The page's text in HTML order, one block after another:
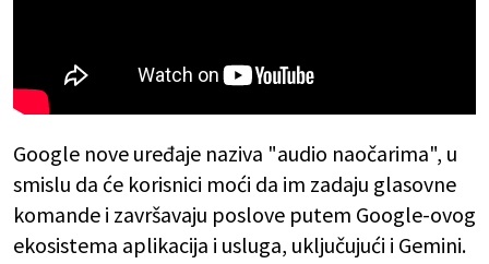
Google nove uređaje naziva "audio naočarima", u
smislu da će korisnici moći da im zadaju glasovne
komande i završavaju poslove putem Google-ovog
ekosistema aplikacija i usluga, uključujući i Gemini.